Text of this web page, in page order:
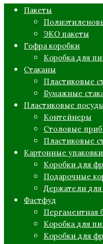
Пакеты
ЭКО пакеты
Гофра коробки
Коробка для
Стаканы
Пластиковые
Бумажные
Пластиковые
Контейнеры
Столовые
Пластиковые
Картонные упаковки
Коробки для
Подарочные
Держатели для
Фастфуд
Пергаментная
Коробка для
Коробки для